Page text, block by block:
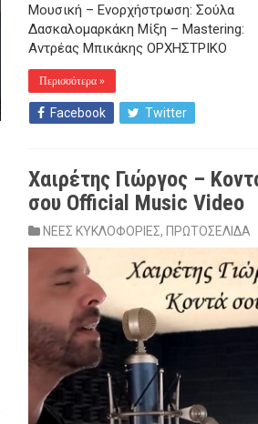
Μουσική – Ενορχήστρωση: Σούλα
Δασκαλομαρκάκη Μίξη – Mastering:
Αντρέας Μπικάκης ΟΡΧΗΣΤΡΙΚΟ
Περισσότερα »
Facebook Twitter
Χαιρέτης Γιώργος –
σου Official Music Video
ΝΕΕΣ ΚΥΚΛΟΦΟΡΙΕΣ, ΠΡΩΤΟΣΕΛΙΔΑ